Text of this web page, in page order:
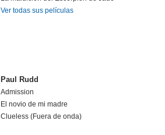
Ver todas sus películas
Paul Rudd
Admission
El novio de mi madre
Clueless (Fuera de onda)